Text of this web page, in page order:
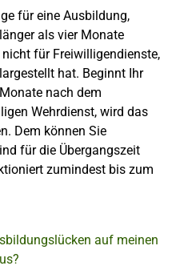
für eine Ausbildung,
als vier Monate
für Freiwilligendienste,
hat. Beginnt Ihr
nach dem
Wehrdienst, wird das
Dem können Sie
für die Übergangszeit
zumindest bis zum
auf meinen